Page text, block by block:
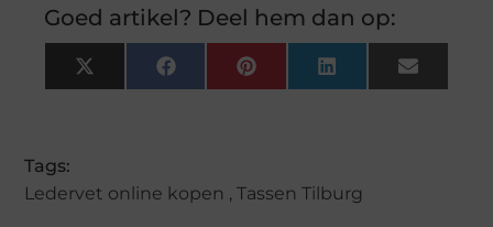
Goed artikel? Deel hem dan op:
X
(Twitter)
FacebookPinterestLinkedInEmail
Tags:
Ledervet online kopen ,Tassen Tilburg